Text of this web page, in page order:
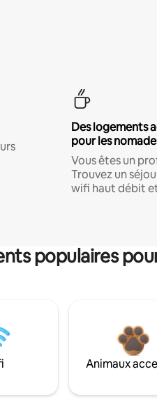
Des logements
pour les
Vous êtes un
Trouvez un
wifi haut débit
populaires
Animaux